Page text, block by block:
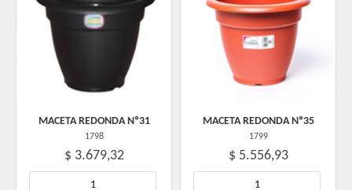
MACETA REDONDA Nº31
1798
$ 3.679,32
MACETA REDONDA Nº35
1799
$ 5.556,93